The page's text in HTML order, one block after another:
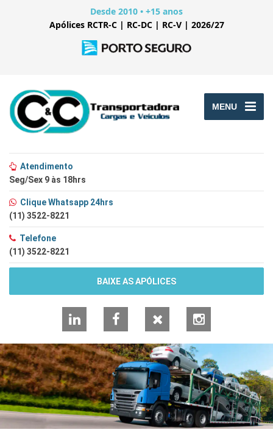
Desde 2010 • +15 anos
Apólices RCTR-C | RC-DC | RC-V | 2026/27
MENU
Atendimento
Seg/Sex 9 às 18hrs
Clique Whatsapp 24hrs
(11) 3522-8221
Telefone
(11) 3522-8221
BAIXE AS APÓLICES
LinkedInFacebook Instagram